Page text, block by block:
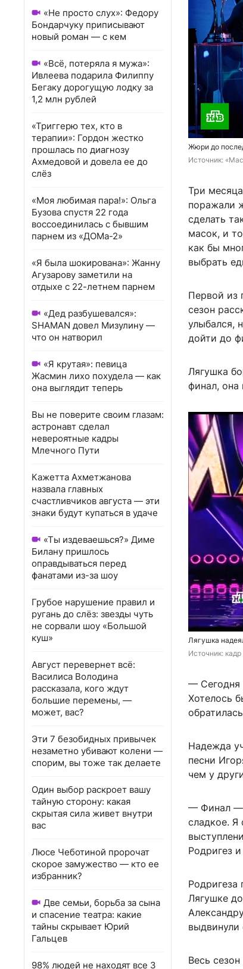
«Не просто слух»: Федору
Бондарчуку приписывают
новый роман — с кем
«Всё, потеряла я мужа»:
Ивлеева подарила Филиппу
Бегаку дорогущую лодку за
1,2 млн рублей
«Триггерю тех, кто в
терапии»: Гордон жестко
прошлась по диагнозу
Ахмедовой и довела ее до
слёз
«Моя любимая пара!»: Ольга
Бузова спустя 22 года
воссоединилась с бывшим
парнем из «ДОМа-2»
«Я была шокирована»: Жанну
Агузарову заметили на
отдыхе с 22-летнем парнем
«Дед разбушевался»:
SHAMAN довел Мизулину —
что он натворил
«Я крутая»: певица
Жасмин лихо похудела — как
она выглядит теперь
Вы не поверите своим глазам:
астронавт сделал
невероятные кадры
Млечного Пути
Кажетта Ахметжанова
назвала главных
счастливчиков августа — эти
знаки будут купаться в удаче
«Ты издеваешься?» Диме
Билану пришлось
оправдываться перед
фанатами из-за шоу
Грубое нарушение правил и
ругань до слёз: звезды чуть
не сорвали шоу «Большой
куш»
Август перевернет всё:
Василиса Володина
рассказала, кого ждут
большие перемены, —
может, вас?
Эти 7 безобидных привычек
незаметно убивают колени —
спорим, вы тоже так делаете
Один выбор раскроет вашу
тайную сторону: какая
скрытая сила живет внутри
вас
Люсе Чеботиной пророчат
скорое замужество — кто ее
избранник?
Две семьи, борьба за сына
и спасение театра: какие
тайны скрывает Юрий
Гальцев
98% людей не находят все 3
Жюри до
Источник:
Три
поражали
сделать
масок, и
как бы
выбрать
Первой из
сезон
улыбался,
дойти до
Лягушка
финал, она
Лягушка
Источник:
— Сегодня
Хотелось
Надежда
песни
чем у
— Финал —
сладкое. Я
Родригез
Родригеза
Лягушке
Весь